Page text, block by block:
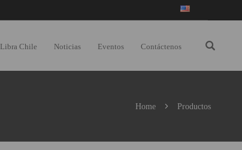
Libra Chile Noticias Eventos Contáctenos
Home Productos